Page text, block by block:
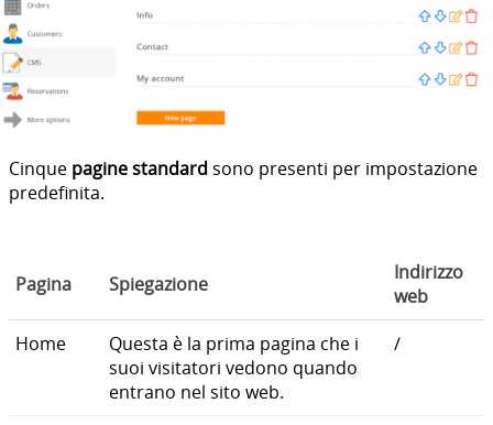
Cinque pagine standardsono presenti per impostazione
predefinita.
Pagina Spiegazione
Indirizzo
web
Home
Questa è la prima pagina che i
suoi visitatori vedono quando
entrano nel sito web.
/